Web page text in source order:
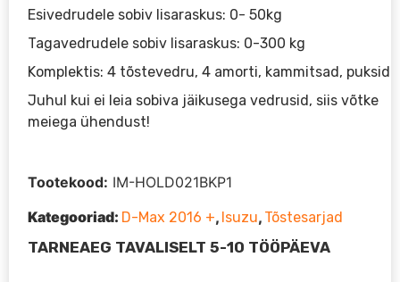
Esivedrudele sobiv lisaraskus: 0- 50kg
Tagavedrudele sobiv lisaraskus: 0-300 kg
Komplektis: 4 tõstevedru, 4 amorti, kammitsad, puksid
Juhul kui ei leia sobiva jäikusega vedrusid, siis võtke
meiega ühendust!
Tootekood: IM-HOLD021BKP1
Kategooriad: D-Max 2016 +, Isuzu, Tõstesarjad
TARNEAEG TAVALISELT 5-10 TÖÖPÄEVA